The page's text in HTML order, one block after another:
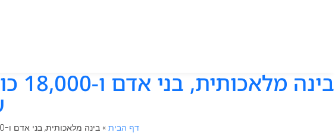
דף הבית » בינה מלאכותית, בני אדם ו-18,000 כוסות מים: מה צרכנים באמת רוצים משירות הלקוחות שלכם ב-2026?